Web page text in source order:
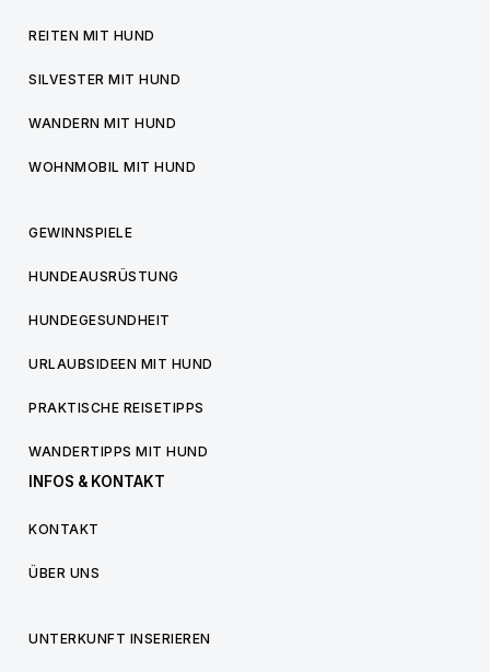
REITEN MIT HUND
SILVESTER MIT HUND
WANDERN MIT HUND
WOHNMOBIL MIT HUND
GEWINNSPIELE
HUNDEAUSRÜSTUNG
HUNDEGESUNDHEIT
URLAUBSIDEEN MIT HUND
PRAKTISCHE REISETIPPS
WANDERTIPPS MIT HUND
INFOS & KONTAKT
KONTAKT
ÜBER UNS
UNTERKUNFT INSERIEREN